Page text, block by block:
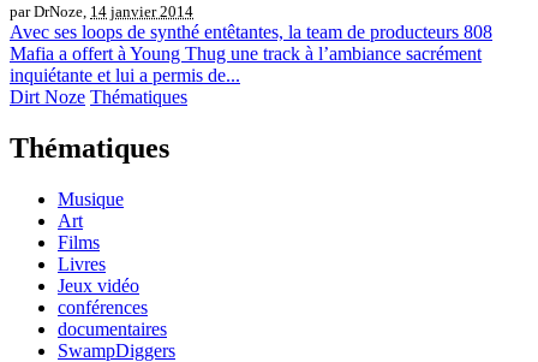
par DrNoze, 14 janvier 2014
Avec ses loops de synthé entêtantes, la team de producteurs 808
Mafia a offert à Young Thug une track à l’ambiance sacrément
inquiétante et lui a permis de...
Dirt Noze Thématiques
Thématiques
Musique
Art
Films
Livres
Jeux vidéo
conférences
documentaires
SwampDiggers